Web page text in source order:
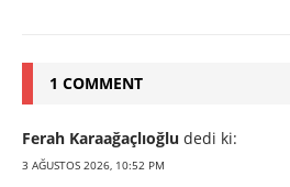
1 COMMENT
Ferah Karaağaçlıoğlu dedi ki:
3 AĞUSTOS 2026, 10:52 PM